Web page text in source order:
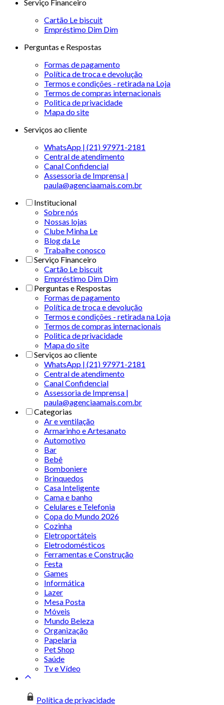
Serviço Financeiro
Cartão Le biscuit
Empréstimo Dim Dim
Perguntas e Respostas
Formas de pagamento
Política de troca e devolução
Termos e condições - retirada na Loja
Termos de compras internacionais
Politica de privacidade
Mapa do site
Serviços ao cliente
WhatsApp | (21) 97971-2181
Central de atendimento
Canal Confidencial
Assessoria de Imprensa |
paula@agenciaamais.com.br
Institucional
Sobre nós
Nossas lojas
Clube Minha Le
Blog da Le
Trabalhe conosco
Serviço Financeiro
Cartão Le biscuit
Empréstimo Dim Dim
Perguntas e Respostas
Formas de pagamento
Política de troca e devolução
Termos e condições - retirada na Loja
Termos de compras internacionais
Politica de privacidade
Mapa do site
Serviços ao cliente
WhatsApp | (21) 97971-2181
Central de atendimento
Canal Confidencial
Assessoria de Imprensa |
paula@agenciaamais.com.br
Categorias
Ar e ventilação
Armarinho e Artesanato
Automotivo
Bar
Bebê
Bomboniere
Brinquedos
Casa Inteligente
Cama e banho
Celulares e Telefonia
Copa do Mundo 2026
Cozinha
Eletroportáteis
Eletrodomésticos
Ferramentas e Construção
Festa
Games
Informática
Lazer
Mesa Posta
Móveis
Mundo Beleza
Organização
Papelaria
Pet Shop
Saúde
Tv e Vídeo
Política de privacidade